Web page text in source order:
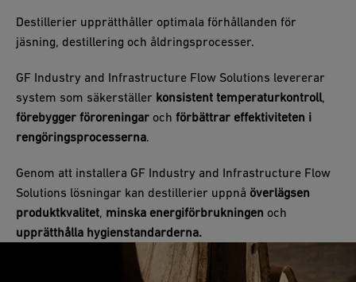
Destillerier upprätthåller optimala förhållanden för
jäsning, destillering och åldringsprocesser.
GF Industry and Infrastructure Flow Solutions levererar
system som säkerställer konsistent temperaturkontroll,
förebygger föroreningar och förbättrar effektiviteten i
rengöringsprocesserna.
Genom att installera GF Industry and Infrastructure Flow
Solutions lösningar kan destillerier uppnå överlägsen
produktkvalitet, minska energiförbrukningen och
upprätthålla hygienstandarderna.